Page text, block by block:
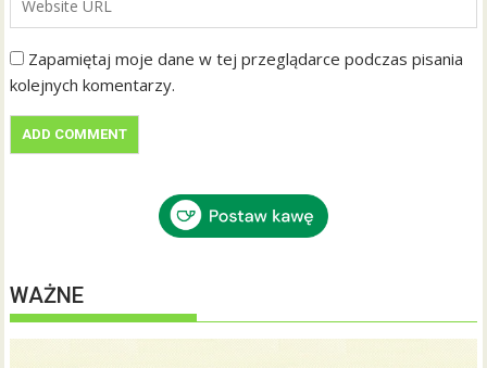
Zapamiętaj moje dane w tej przeglądarce podczas pisania
kolejnych komentarzy.
WAŻNE